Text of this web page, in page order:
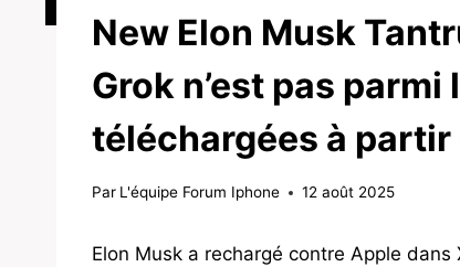
New Elon Musk
Grok n’est pas
téléchargées à partir
Par L'équipe Forum Iphone 12 août 2025
Elon Musk a rechargé contre Apple